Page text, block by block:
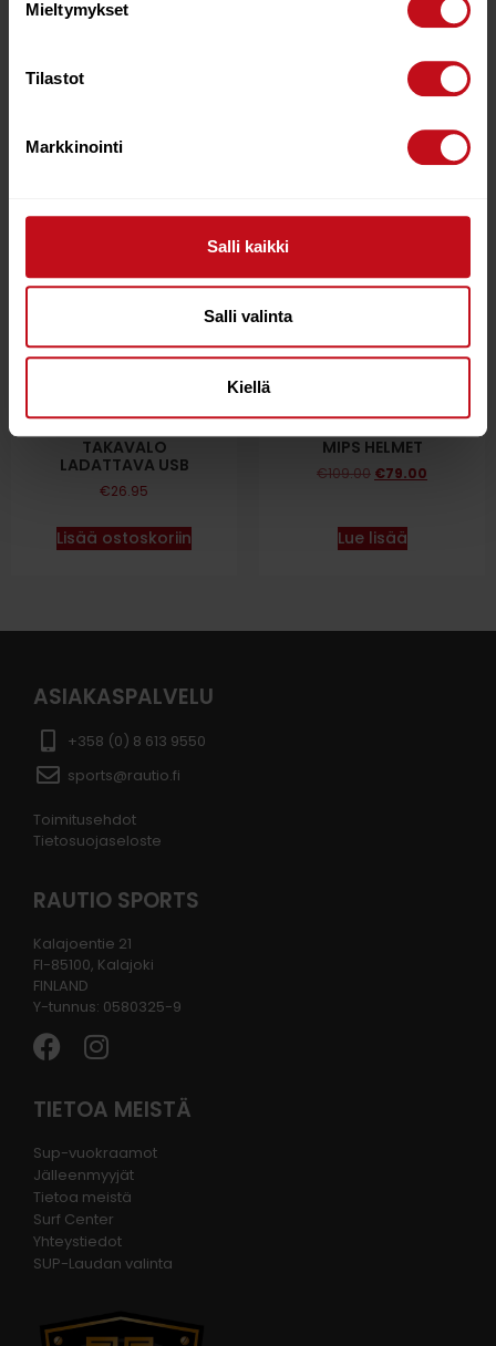
Mieltymykset
Tilastot
Markkinointi
Salli kaikki
Salli valinta
Kiellä
JALKAPUMPPU LEZYNE,
NUTCASE STREET BLUE
79.00
TAKAVALO
LADATTAVA USB
€26.95
Lisää ostoskoriin
28%
MIPS HELMET
€109.00 €79.00
Lue lisää
ASIAKASPALVELU
+358 (0) 8 613 9550
sports@rautio.fi
Toimitusehdot
Tietosuojaseloste
RAUTIO SPORTS
Kalajoentie 21
FI-85100, Kalajoki
FINLAND
Y-tunnus: 0580325-9
TIETOA MEISTÄ
Sup-vuokraamot
Jälleenmyyjät
Tietoa meistä
Surf Center
Yhteystiedot
SUP-Laudan valinta